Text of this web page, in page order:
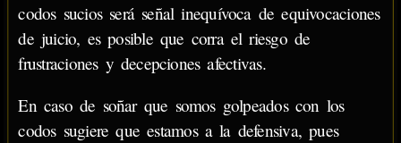
codos sucios será señal inequívoca de equivocaciones
de juicio, es posible que corra el riesgo de
frustraciones y decepciones afectivas.
En caso de soñar que somos golpeados con los
codos sugiere que estamos a la defensiva, pues